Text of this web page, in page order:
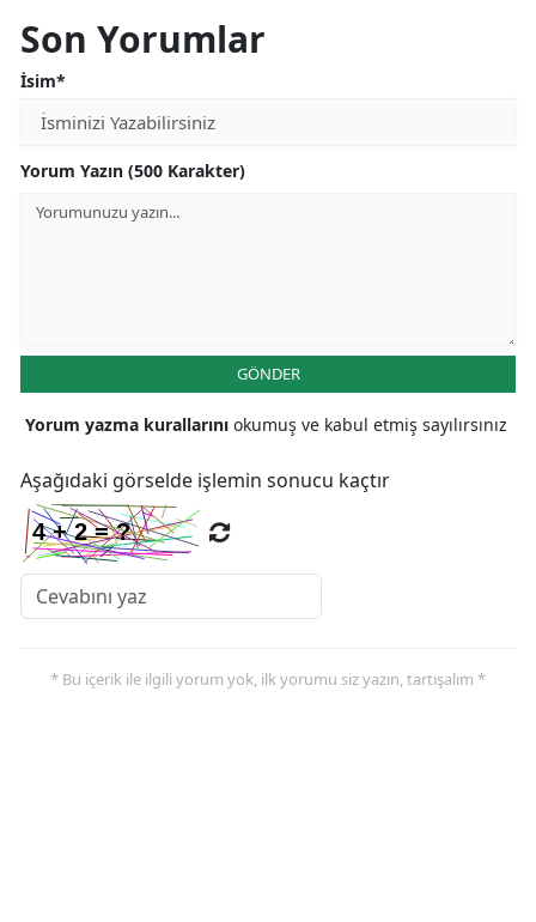
Son Yorumlar
İsim*
Yorum Yazın (500 Karakter)
GÖNDER
Yorum yazma kurallarını okumuş ve kabul etmiş sayılırsınız
Aşağıdaki görselde işlemin sonucu kaçtır
* Bu içerik ile ilgili yorum yok, ilk yorumu siz yazın, tartışalım *